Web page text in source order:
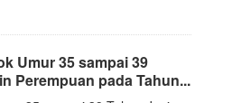
Umur 35 sampai 39
Perempuan pada Tahun...